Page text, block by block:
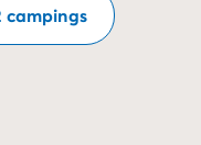
campings